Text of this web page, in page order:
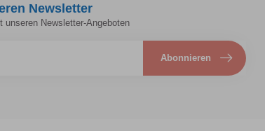
Newsletter
unseren Newsletter-Angeboten
Abonnieren